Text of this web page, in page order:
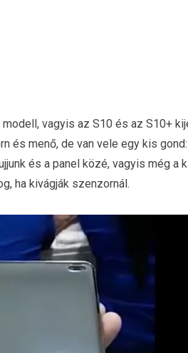
vagyis az S10 és az S10+
és menő, de van vele egy kis
és a panel közé, vagyis még a
ha kivágják szenzornál.